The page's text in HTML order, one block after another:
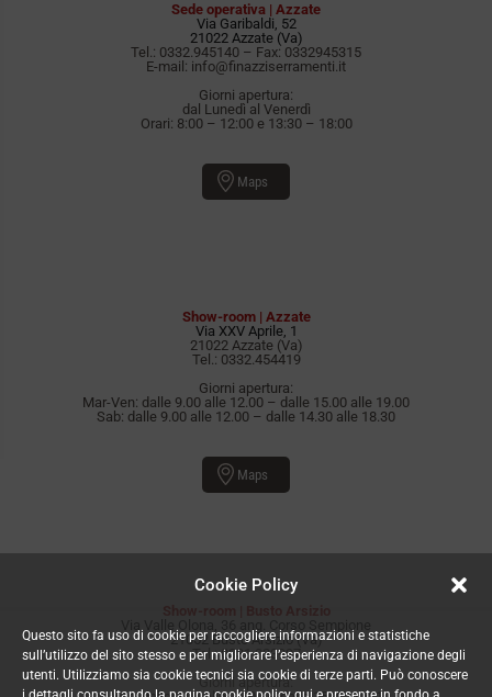
Cookie Policy
Questo sito fa uso di cookie per raccogliere informazioni e statistiche
sull’utilizzo del sito stesso e per migliorare l’esperienza di navigazione degli
utenti. Utilizziamo sia cookie tecnici sia cookie di terze parti. Può conoscere
Sede operativa | Azzate
Via Garibaldi, 52
21022 Azzate (Va)
Tel.: 0332.945140 – Fax: 0332945315
E-mail: info@finazziserramenti.it
Giorni apertura:
dal Lunedì al Venerdì
Orari: 8:00 – 12:00 e 13:30 – 18:00
Maps
Show-room | Azzate
Via XXV Aprile, 1
21022 Azzate (Va)
Tel.: 0332.454419
Giorni apertura:
Mar-Ven: dalle 9.00 alle 12.00 – dalle 15.00 alle 19.00
Sab: dalle 9.00 alle 12.00 – dalle 14.30 alle 18.30
Maps
Via Valle Olona, 36 ang. Corso Sempione
21052 Busto Arsizio (Va)
Tel.:0331.323997
Giorni apertura: